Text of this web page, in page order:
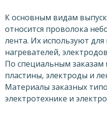
К основным видам
относится проволока
лента. Их используют для
нагревателей,
По специальным заказам
пластины, электроды и
Материалы заказных
электротехнике и